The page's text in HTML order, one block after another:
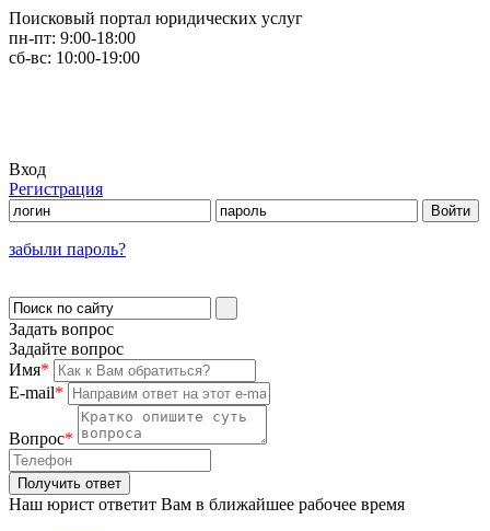
Поисковый портал юридических услуг
пн-пт: 9:00-18:00
сб-вс: 10:00-19:00
Вход
Регистрация
забыли пароль?
Задать вопрос
Задайте вопрос
Имя*
E-mail*
Вопрос*
Наш юрист ответит Вам в ближайшее рабочее время